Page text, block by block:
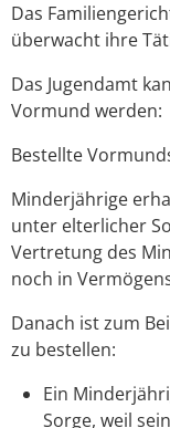
Das
überwacht ihre
Das Jugendamt
Vormund werden:
Bestellte
Minderjährige
unter elterlicher
Vertretung des
noch in
Danach ist zum
zu bestellen:
Ein
Sorge, weil